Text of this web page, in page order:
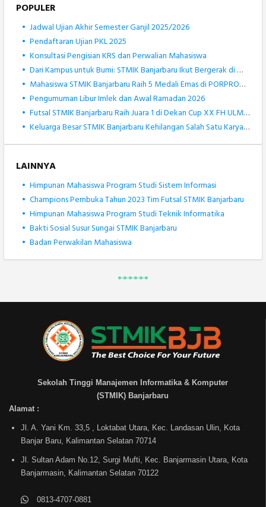
POPULER
• Jadwal Ujian Akhir Semester Ganjil 2025/2026
• Pendaftaran Ujian PKL 2025
• Konsultasi Pengisian KRS dan Perwalian Mahasiswa
• Dari Kampus untuk Bumi: STMIK Banjarbaru Ikut Bergerak di World Cleanup Day 2025
• Mahasiswa STMIK Banjarbaru Raih 5 Medali Emas di PORPROV Kalsel XII 2025
• Pengumuman Libur Imlek dan Awal Ramadan 2026
• Futsal STMIK Banjarbaru Raih Juara 1 di Dekan Cup XX FH ULM 2025
• Keluarga Besar STMIK Banjarbaru Kehilangan Salah Satu Karyawan Terbaiknya, Muhammad Rizki Noor
LAINNYA
• Himpunan Mahasiswa Program Studi Sistem Informasi
• Champions Pembuka Tahun 2023 Tim Futsal STMIK Banjarbaru
• Himpunan Mahasiswa Program Studi Teknik Informatika
• Bakti Sosial Susur Sungai STMIK Banjarbaru
• Badan Perwakilan Mahasiswa
Sekolah Tinggi Manajemen Informatika & Komputer
(STMIK) Banjarbaru
Alamat :
Jl. A. Yani Km. 33,5 , Loktabat Utara, Kec. Landasan Ulin, Kota
Banjar Baru, Kalimantan Selatan 70714
Jl. Sultan Adam No.12, Surgi Mufti, Kec. Banjarmasin Utara, Kota
Banjarmasin, Kalimantan Selatan 70122
0813-4707-0881